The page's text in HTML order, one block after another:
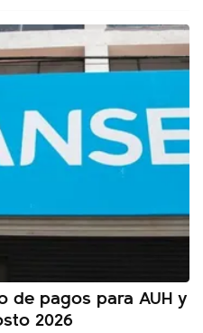
de pagos para AUH y
2026